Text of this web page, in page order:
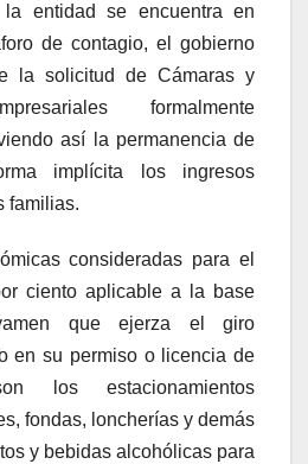
la entidad se encuentra en
de contagio, el gobierno
la solicitud de Cámaras y
formalmente
así la permanencia de
implícita los ingresos
familias.
consideradas para el
ciento aplicable a la base
que ejerza el giro
en su permiso o licencia de
los estacionamientos
fondas, loncherías y demás
y bebidas alcohólicas para